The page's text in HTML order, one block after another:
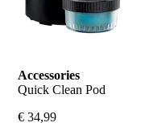
Accessories
Quick Clean Pod
€ 34,99